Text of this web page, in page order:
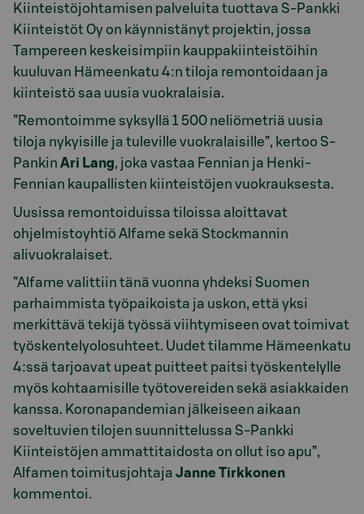
Kiinteistöjohtamisen palveluita tuottava S-Pankki
Kiinteistöt Oy on käynnistänyt projektin, jossa
Tampereen keskeisimpiin kauppakiinteistöihin
kuuluvan Hämeenkatu 4:n tiloja remontoidaan ja
kiinteistö saa uusia vuokralaisia.
”Remontoimme syksyllä 1 500 neliömetriä uusia
tiloja nykyisille ja tuleville vuokralaisille”, kertoo S-
Pankin Ari Lang, joka vastaa Fennian ja Henki-
Fennian kaupallisten kiinteistöjen vuokrauksesta.
Uusissa remontoiduissa tiloissa aloittavat
ohjelmistoyhtiö Alfame sekä Stockmannin
alivuokralaiset.
”Alfame valittiin tänä vuonna yhdeksi Suomen
parhaimmista työpaikoista ja uskon, että yksi
merkittävä tekijä työssä viihtymiseen ovat toimivat
työskentelyolosuhteet. Uudet tilamme Hämeenkatu
4:ssä tarjoavat upeat puitteet paitsi työskentelylle
myös kohtaamisille työtovereiden sekä asiakkaiden
kanssa. Koronapandemian jälkeiseen aikaan
soveltuvien tilojen suunnittelussa S-Pankki
Kiinteistöjen ammattitaidosta on ollut iso apu”,
Alfamen toimitusjohtaja Janne Tirkkonen
kommentoi.